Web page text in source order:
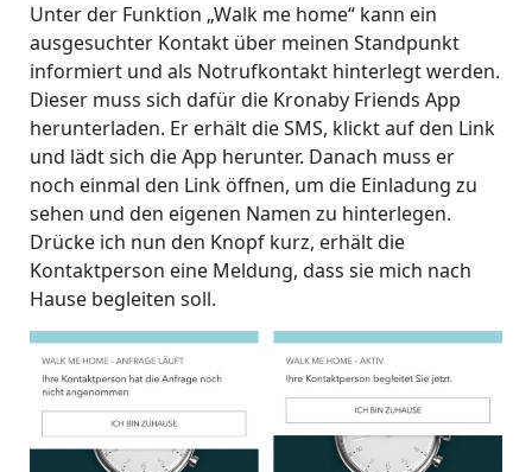
Unter der Funktion „Walk me home“ kann ein
ausgesuchter Kontakt über meinen Standpunkt
informiert und als Notrufkontakt hinterlegt werden.
Dieser muss sich dafür die Kronaby Friends App
herunterladen. Er erhält die SMS, klickt auf den Link
und lädt sich die App herunter. Danach muss er
noch einmal den Link öffnen, um die Einladung zu
sehen und den eigenen Namen zu hinterlegen.
Drücke ich nun den Knopf kurz, erhält die
Kontaktperson eine Meldung, dass sie mich nach
Hause begleiten soll.